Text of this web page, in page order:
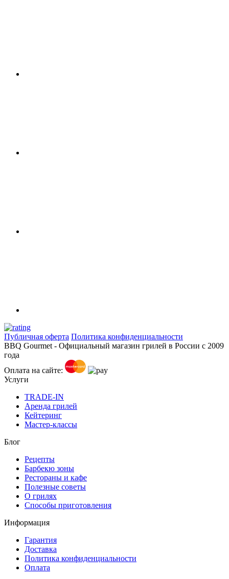
Публичная оферта Политика конфиденциальности
BBQ Gourmet - Официальный магазин грилей в России с 2009
года
Оплата на сайте:
Услуги
TRADE-IN
Аренда грилей
Кейтеринг
Мастер-классы
Блог
Рецепты
Барбекю зоны
Рестораны и кафе
Полезные советы
О грилях
Способы приготовления
Информация
Гарантия
Доставка
Политика конфиденциальности
Оплата